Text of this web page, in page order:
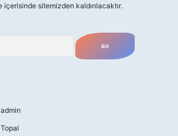
sitemizden kaldırılacaktır.
admin
Topal